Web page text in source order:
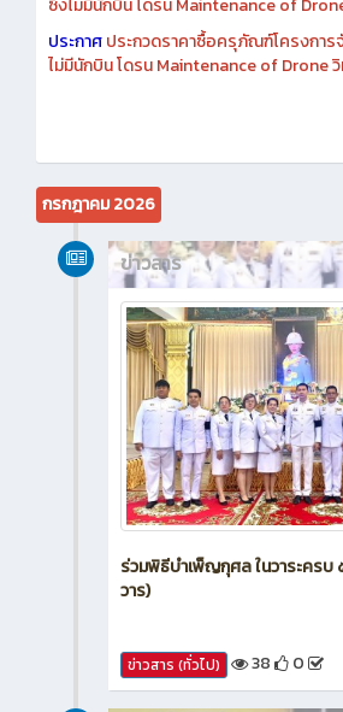
เอกสารประกวดราคาการซื้อครุภัณฑ์โคร
ซึ่งไม่มีนักบิน โดรน Maintenance of
ประกาศประกวดราคาซื้อครุภัณฑ์โครงกา
กรกฎาคม 2026
ข่าวสาร
ร่วมพิธีบำเพ็ญกุศล ในวาระครบ
38 0